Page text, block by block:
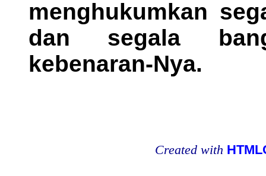
menghukumkan
dan segala
kebenaran-Nya.
Created with